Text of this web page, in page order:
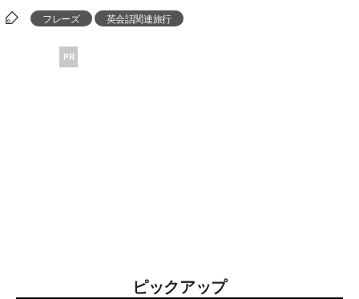
フレーズ 英会話関連旅行
PR
ピックアップ